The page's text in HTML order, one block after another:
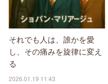
それでも人は、誰かを愛
し、その痛みを旋律に変え
る
2026.01.19 11:43